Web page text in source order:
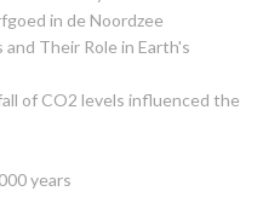
in de Noordzee
Their Role in Earth's
of CO2 levels influenced the
years